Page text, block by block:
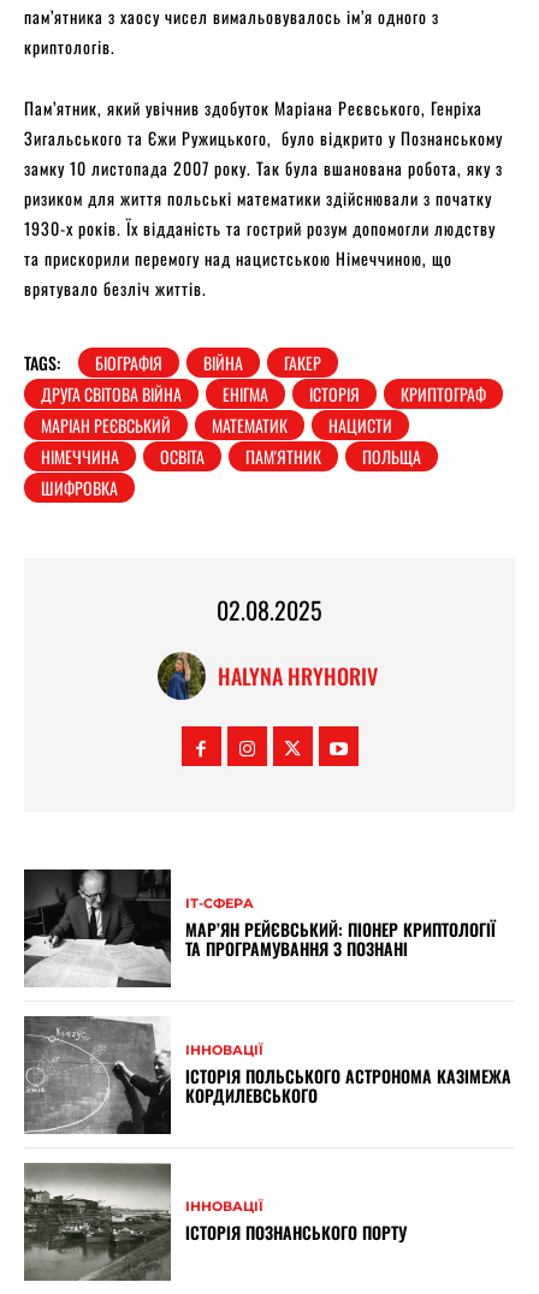
пам’ятника з хаосу чисел вимальовувалось ім’я одного з
криптологів.
Пам’ятник, який увічнив здобуток Маріана Реєвського, Генріха
Зигальського та Єжи Ружицького, було відкрито у Познанському
замку 10 листопада 2007 року. Так була вшанована робота, яку з
ризиком для життя польські математики здійснювали з початку
1930-х років. Їх відданість та гострий розум допомогли людству
та прискорили перемогу над нацистською Німеччиною, що
врятувало безліч життів.
TAGS: БІОГРАФІЯ ВІЙНА
ГАКЕР
ДРУГА СВІТОВА ВІЙНА
ЕНІГМА ІСТОРІЯ
КРИПТОГРАФ
МАРІАН РЕЄВСЬКИЙ
МАТЕМАТИК
НАЦИСТИ
НІМЕЧЧИНА
ОСВІТА ПАМ'ЯТНИК
ПОЛЬЩА
ШИФРОВКА
02.08.2025
HALYNA HRYHORIV
ІТ-СФЕРА
МАР’ЯН РЕЙЄВСЬКИЙ: ПІОНЕР КРИПТОЛОГІЇ
ТА ПРОГРАМУВАННЯ З ПОЗНАНІ
ІННОВАЦІЇ
ІСТОРІЯ ПОЛЬСЬКОГО АСТРОНОМА КАЗІМЕЖА
КОРДИЛЕВСЬКОГО
ІННОВАЦІЇ
ІСТОРІЯ ПОЗНАНСЬКОГО ПОРТУ